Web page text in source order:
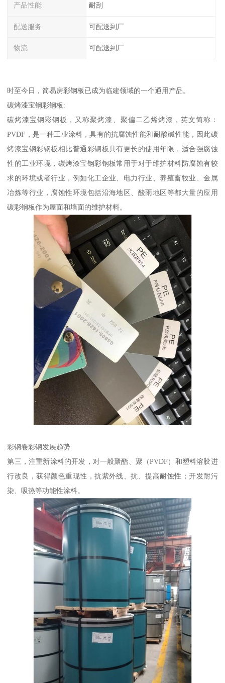
产品性能 耐刮
配送服务 可配送到厂
物流 可配送到厂
时至今日，简易房彩钢板已成为临建领域的一个通用产品。
碳烤漆宝钢彩钢板:
碳烤漆宝钢彩钢板，又称聚烤漆、聚偏二乙烯烤漆，英文简称：
PVDF，是一种工业涂料，具有的抗腐蚀性能和耐酸碱性能，因此碳
烤漆宝钢彩钢板相比普通彩钢板具有更长的使用年限，适合强腐蚀
性的工业环境，碳烤漆宝钢彩钢板常用于对于维护材料防腐蚀有较
求的环境或者行业，例如化工企业、电力行业、养殖畜牧业、金属
冶炼等行业，腐蚀性环境包括沿海地区、酸雨地区等都大量的应用
碳彩钢板作为屋面和墙面的维护材料。
彩钢卷彩钢发展趋势
第三，注重新涂料的开发，对一般聚酯、聚（PVDF）和塑料溶胶进
行改良，获得颜色重现性，抗紫外线、抗、提高耐蚀性；开发耐污
染、吸热等功能性涂料。